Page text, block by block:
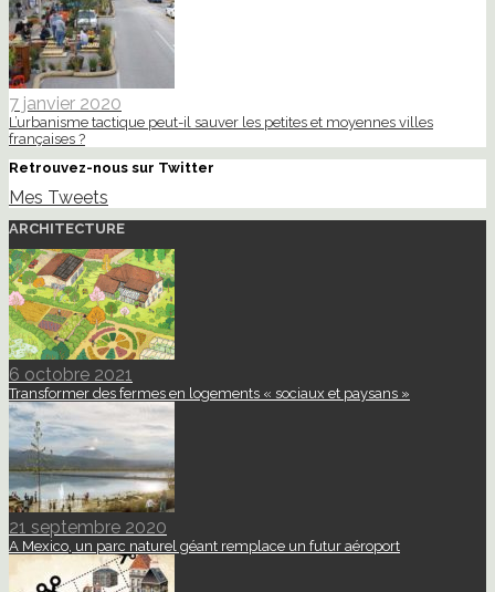
7 janvier 2020
L’urbanisme tactique peut-il sauver les petites et moyennes villes
françaises ?
Retrouvez-nous sur Twitter
Mes Tweets
ARCHITECTURE
6 octobre 2021
Transformer des fermes en logements « sociaux et paysans »
21 septembre 2020
A Mexico, un parc naturel géant remplace un futur aéroport